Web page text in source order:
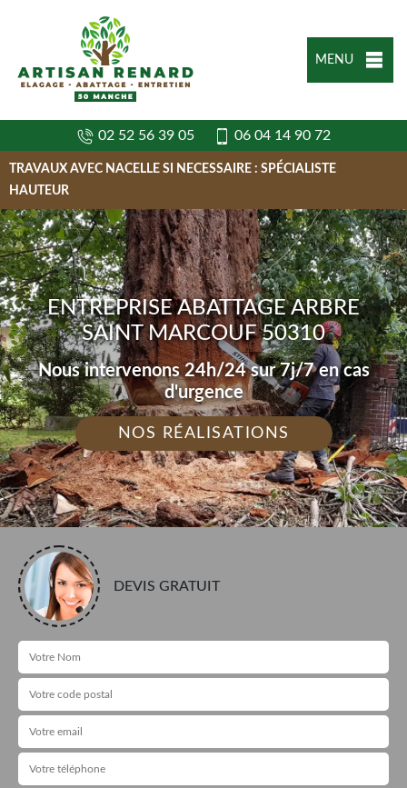
MENU
02 52 56 39 05 06 04 14 90 72
TRAVAUX AVEC NACELLE SI NECESSAIRE : SPÉCIALISTE
HAUTEUR
ENTREPRISE ABATTAGE ARBRE
SAINT MARCOUF 50310
Nous intervenons 24h/24 sur 7j/7 en cas
d'urgence
NOS RÉALISATIONS
DEVIS GRATUIT